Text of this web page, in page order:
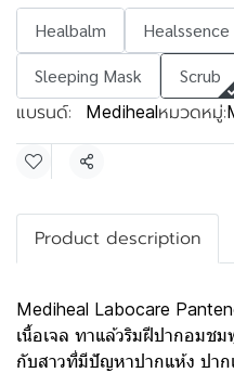
Healbalm Healssence
Sleeping Mask
Scrub
แบรนด์: Medihealหมวดหมู่:
แชร์
Product description
Mediheal Labocare
เนื้อเจล ทาแล้วริมฝีปากอมช
กับสาวที่มีปัญหาปากแห้ง ปาก